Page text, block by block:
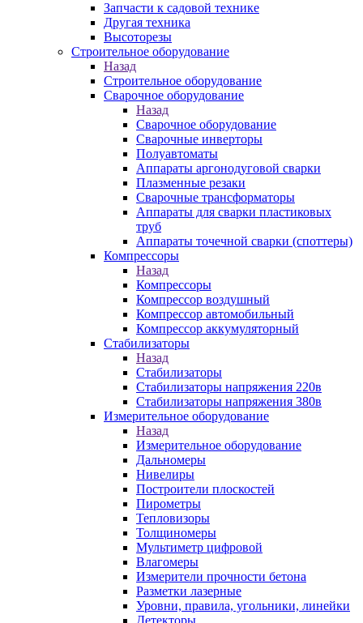
Запчасти к садовой технике
Другая техника
Высоторезы
Строительное оборудование
Назад
Строительное оборудование
Сварочное оборудование
Назад
Сварочное оборудование
Сварочные инверторы
Полуавтоматы
Аппараты аргонодуговой сварки
Плазменные резаки
Сварочные трансформаторы
Аппараты для сварки пластиковых
труб
Аппараты точечной сварки (споттеры)
Компрессоры
Назад
Компрессоры
Компрессор воздушный
Компрессор автомобильный
Компрессор аккумуляторный
Стабилизаторы
Назад
Стабилизаторы
Стабилизаторы напряжения 220в
Стабилизаторы напряжения 380в
Измерительное оборудование
Назад
Измерительное оборудование
Дальномеры
Нивелиры
Построители плоскостей
Пирометры
Тепловизоры
Толщиномеры
Мультиметр цифровой
Влагомеры
Измерители прочности бетона
Разметки лазерные
Уровни, правила, угольники, линейки
Детекторы